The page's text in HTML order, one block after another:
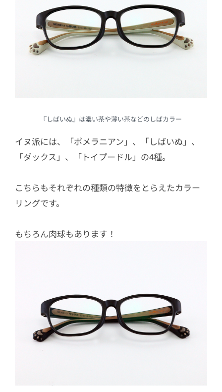
『しばいぬ』は濃い茶や薄い茶などのしばカラー
イヌ派には、「ポメラニアン」、「しばいぬ」、
「ダックス」、「トイプードル」の4種。
こちらもそれぞれの種類の特徴をとらえたカラー
リングです。
もちろん肉球もあります！